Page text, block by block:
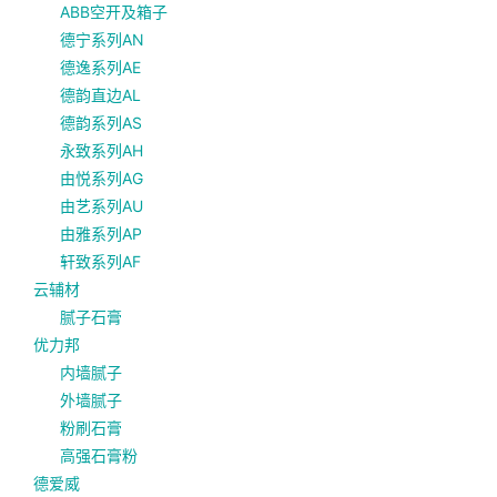
ABB空开及箱子
德宁系列AN
德逸系列AE
德韵直边AL
德韵系列AS
永致系列AH
由悦系列AG
由艺系列AU
由雅系列AP
轩致系列AF
云辅材
腻子石膏
优力邦
内墙腻子
外墙腻子
粉刷石膏
高强石膏粉
德爱威